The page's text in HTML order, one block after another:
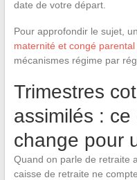
date de votre départ.
Pour approfondir le sujet,
maternité et congé
mécanismes régime par
Trimestres
assimilés :
change pour
Quand on parle de retraite
caisse de retraite ne